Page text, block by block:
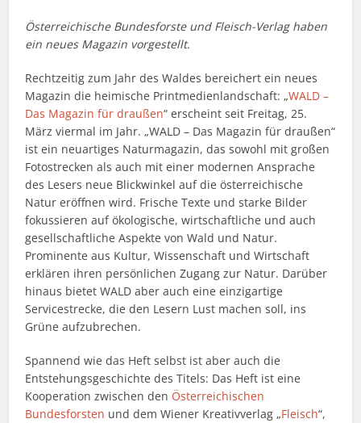
Österreichische Bundesforste und Fleisch-Verlag haben
ein neues Magazin vorgestellt.
Rechtzeitig zum Jahr des Waldes bereichert ein neues
Magazin die heimische Printmedienlandschaft: „WALD –
Das Magazin für draußen“ erscheint seit Freitag, 25.
März viermal im Jahr. „WALD – Das Magazin für draußen“
ist ein neuartiges Naturmagazin, das sowohl mit großen
Fotostrecken als auch mit einer modernen Ansprache
des Lesers neue Blickwinkel auf die österreichische
Natur eröffnen wird. Frische Texte und starke Bilder
fokussieren auf ökologische, wirtschaftliche und auch
gesellschaftliche Aspekte von Wald und Natur.
Prominente aus Kultur, Wissenschaft und Wirtschaft
erklären ihren persönlichen Zugang zur Natur. Darüber
hinaus bietet WALD aber auch eine einzigartige
Servicestrecke, die den Lesern Lust machen soll, ins
Grüne aufzubrechen.
Spannend wie das Heft selbst ist aber auch die
Entstehungsgeschichte des Titels: Das Heft ist eine
Kooperation zwischen den Österreichischen
Bundesforsten und dem Wiener Kreativverlag „Fleisch“,